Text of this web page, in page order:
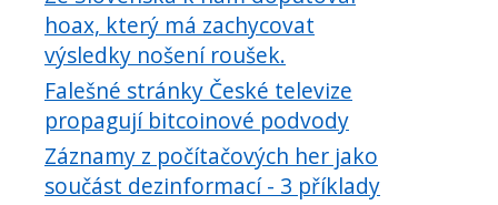
hoax, který má zachycovat
výsledky nošení roušek.
Falešné stránky České televize
propagují bitcoinové podvody
Záznamy z počítačových her jako
součást dezinformací - 3 příklady